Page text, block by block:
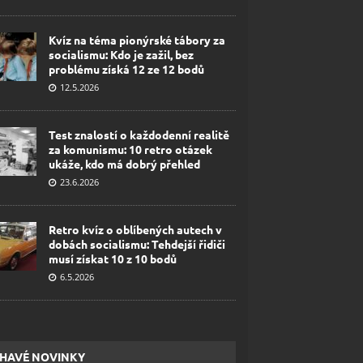
Kvíz na téma pionýrské tábory za
socialismu: Kdo je zažil, bez
problému získá 12 ze 12 bodů
12.5.2026
Test znalostí o každodenní realitě
za komunismu: 10 retro otázek
ukáže, kdo má dobrý přehled
23.6.2026
Retro kvíz o oblíbených autech v
dobách socialismu: Tehdejší řidiči
musí získat 10 z 10 bodů
6.5.2026
NOVINKY